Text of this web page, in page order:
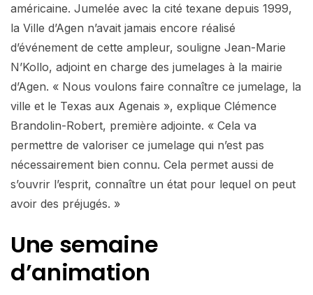
américaine. Jumelée avec la cité texane depuis 1999,
la Ville d’Agen n’avait jamais encore réalisé
d’événement de cette ampleur, souligne Jean-Marie
N’Kollo, adjoint en charge des jumelages à la mairie
d’Agen. « Nous voulons faire connaître ce jumelage, la
ville et le Texas aux Agenais », explique Clémence
Brandolin-Robert, première adjointe. « Cela va
permettre de valoriser ce jumelage qui n’est pas
nécessairement bien connu. Cela permet aussi de
s’ouvrir l’esprit, connaître un état pour lequel on peut
avoir des préjugés. »
Une semaine
d’animation